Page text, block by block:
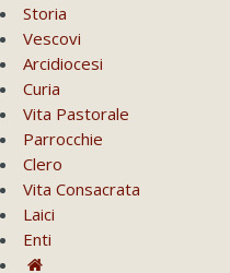
Storia
Vescovi
Arcidiocesi
Curia
Vita Pastorale
Parrocchie
Clero
Vita Consacrata
Laici
Enti